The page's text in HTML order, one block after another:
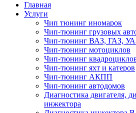
Главная
Услуги
Чип тюнинг иномарок
Чип-тюнинг грузовых
Чип-тюнинг ВАЗ, ГАЗ,
Чип-тюнинг мотоциклов
Чип-тюнинг
Чип-тюнинг яхт и катеров
Чип-тюнинг АКПП
Чип-тюнинг автодомов
Диагностика двигателя,
инжектора